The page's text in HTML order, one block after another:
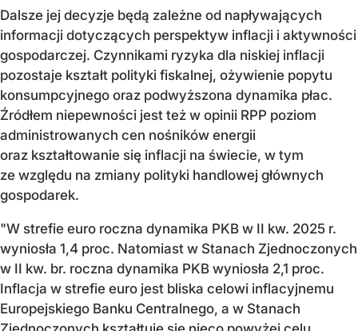
Dalsze jej decyzje będą zależne od napływających
informacji dotyczących perspektyw inflacji i aktywności
gospodarczej. Czynnikami ryzyka dla niskiej inflacji
pozostaje kształt polityki fiskalnej, ożywienie popytu
konsumpcyjnego oraz podwyższona dynamika płac.
Źródłem niepewności jest też w opinii RPP poziom
administrowanych cen nośników energii
oraz kształtowanie się inflacji na świecie, w tym
ze względu na zmiany polityki handlowej głównych
gospodarek.
"W strefie euro roczna dynamika PKB w II kw. 2025 r.
wyniosła 1,4 proc. Natomiast w Stanach Zjednoczonych
w II kw. br. roczna dynamika PKB wyniosła 2,1 proc.
Inflacja w strefie euro jest bliska celowi inflacyjnemu
Europejskiego Banku Centralnego, a w Stanach